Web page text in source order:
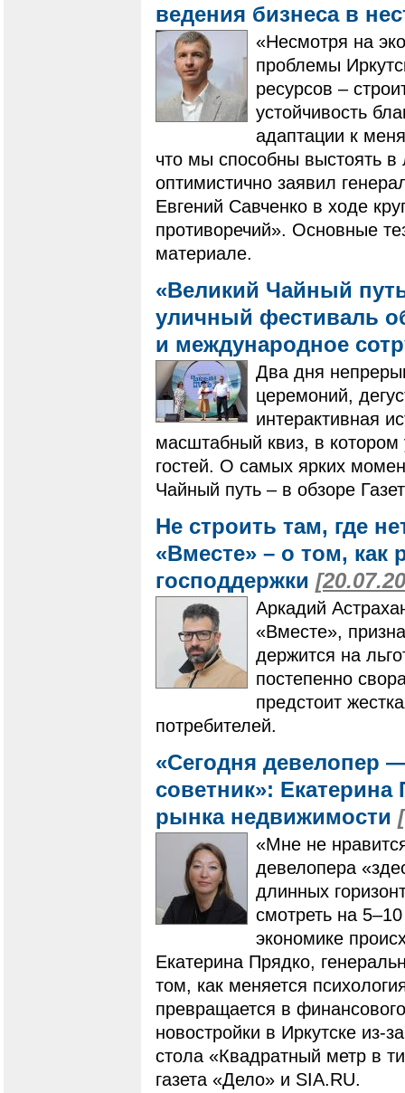
ведения бизнеса в
«Несмотря на
проблемы
ресурсов –
устойчивость
адаптации к
что мы способны выстоять
оптимистично заявил
Евгений Савченко в ходе
противоречий». Основные
материале.
«Великий Чайный
уличный фестиваль
и международное
Два дня
церемоний,
интерактивная
масштабный квиз, в
гостей. О самых ярких
Чайный путь – в обзоре
Не строить там, где
«Вместе» – о том, как
господдержки
Аркадий
«Вместе»,
держится на
постепенно
предстоит
потребителей.
«Сегодня девелопер
советник»:
рынка недвижимости
«Мне не
девелопера
длинных
смотреть на
экономике
Екатерина Прядко,
том, как меняется
превращается в
новостройки в Иркутске из-
стола «Квадратный метр в
газета «Дело» и SIA.RU.